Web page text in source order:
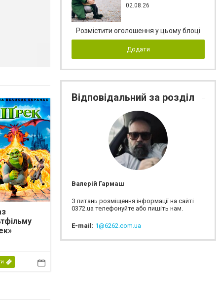
02.08.26
Розмістити оголошення у цьому блоці
Додати
Відповідальний за розділ
Валерій Гармаш
З питань розміщення інформації на сайті
0372.ua телефонуйте або пишіть нам.
E-mail: 1@6262.com.ua